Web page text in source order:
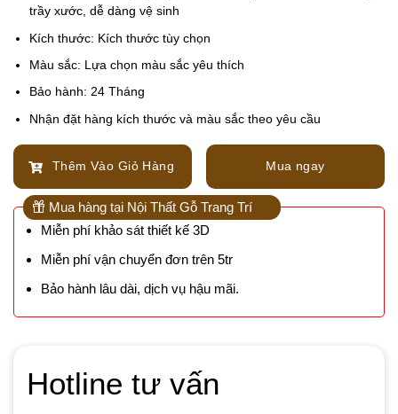
trầy xước, dễ dàng vệ sinh
Kích thước: Kích thước tùy chọn
Màu sắc: Lựa chọn màu sắc yêu thích
Bảo hành: 24 Tháng
Nhận đặt hàng kích thước và màu sắc theo yêu cầu
Thêm Vào Giỏ Hàng Mua ngay
Mua hàng tại Nội Thất Gỗ Trang Trí
Miễn phí khảo sát thiết kế 3D
Miễn phí vận chuyển đơn trên 5tr
Bảo hành lâu dài, dịch vụ hậu mãi.
Hotline tư vấn